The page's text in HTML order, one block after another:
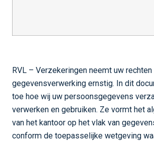
RVL – Verzekeringen neemt uw rechten
gegevensverwerking ernstig. In dit
toe hoe wij uw persoonsgegevens
verwerken en gebruiken. Ze vormt het
van het kantoor op het vlak van
conform de toepasselijke wetgeving